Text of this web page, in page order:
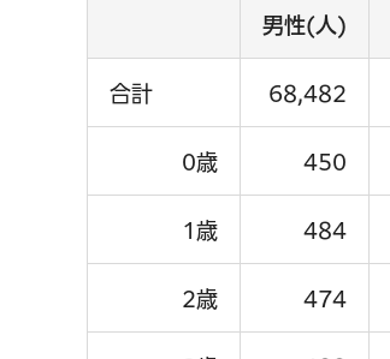
男性(人)
合計 68,482
0歳 450
1歳 484
2歳 474